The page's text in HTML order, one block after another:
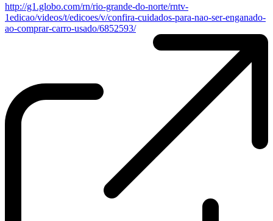
http://g1.globo.com/rn/rio-grande-do-norte/rntv-
1edicao/videos/t/edicoes/v/confira-cuidados-para-nao-ser-enganado-
ao-comprar-carro-usado/6852593/